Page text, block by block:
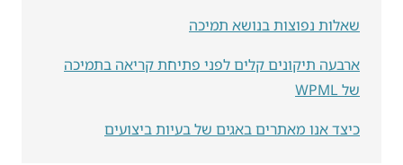
שאלות נפוצות בנושא תמיכה
ארבעה תיקונים קלים לפני פתיחת קריאה בתמיכה
של WPML
כיצד אנו מאתרים באגים של בעיות ביצועים